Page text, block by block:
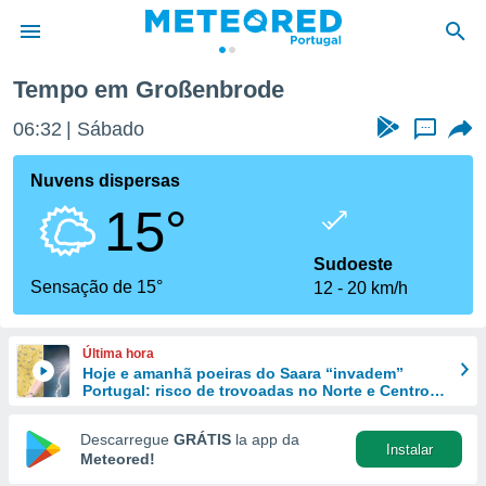
da
foi
fornecidas
a este
das
e
forma
digital
Tempo em Großenbrode
06:32 Sábado ...
Nuvens dispersas
15°
Sensação de 15°
Sudoeste
12
20 km/h
Última hora
Hoje e amanhã poeiras do Saara “invadem”
Portugal: risco de trovoadas no Norte e Centro
Descarregue GRÁTIS la app da
Meteored!
Instalar